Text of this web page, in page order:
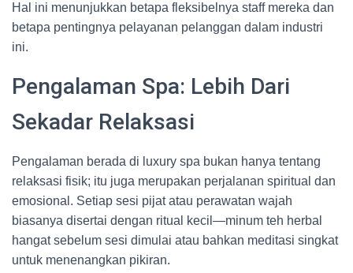
Hal ini menunjukkan betapa fleksibelnya staff mereka dan
betapa pentingnya pelayanan pelanggan dalam industri
ini.
Pengalaman Spa: Lebih Dari
Sekadar Relaksasi
Pengalaman berada di luxury spa bukan hanya tentang
relaksasi fisik; itu juga merupakan perjalanan spiritual dan
emosional. Setiap sesi pijat atau perawatan wajah
biasanya disertai dengan ritual kecil—minum teh herbal
hangat sebelum sesi dimulai atau bahkan meditasi singkat
untuk menenangkan pikiran.